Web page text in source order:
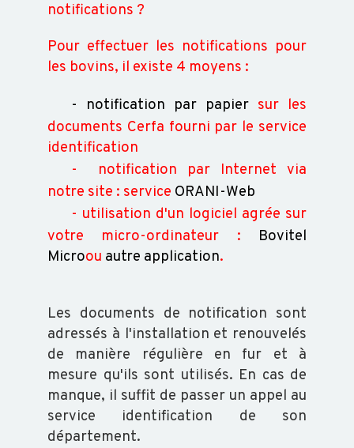
BOVIN
VOLAILLE
POISSON
ABEILLE
notifications ?
Pour effectuer les notifications pour
les bovins, il existe 4 moyens :
- notification par papier sur les
documents Cerfa fourni par le service
identification
- notification par Internet via
notre site : service ORANI-Web
- utilisation d'un logiciel agrée sur
votre micro-ordinateur : Bovitel
Microou autre application.
Les documents de notification sont
adressés à l'installation et renouvelés
de manière régulière en fur et à
mesure qu'ils sont utilisés. En cas de
manque, il suffit de passer un appel au
service identification de son
département.